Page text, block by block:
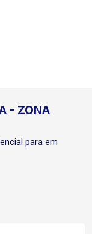
- ZONA
para em